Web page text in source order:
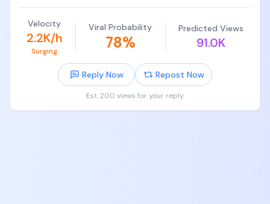
一致的。
这带来的好处是可以先低成本通过原型验证产品设计
和 UI 设计。
另一个好处就是 Claude Design 产出物是 React 代码
和结构化的 json 数据，通过 git diff 很清晰的能看到
Velocity
2.2K/h
Surging
Viral Probability
78%
Predicted Views
91.0K
Reply Now Repost Now
Est. 200 views for your reply